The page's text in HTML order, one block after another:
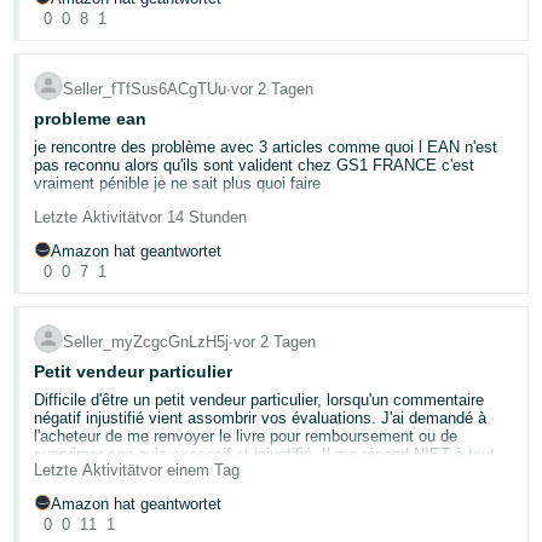
Par ailleurs, un conseiller Amazon m'a récemment contactée pour
m'accompagner dans le lancement de mon activité et devait
m'envoyer un e-mail afin de fixer un rendez-vous. Je n'ai
malheureusement pas reçu ce message. Pourriez-vous me
réacheminer ce lien de prise de rendez-vous ou me recontacter ?
Je vous remercie par avance pour votre aide.
Cordialement,
0 0 8 1
Seller_fTfSus6ACgTUu∙vor 2 Tagen
probleme ean
je rencontre des problème avec 3 articles comme quoi l EAN n'est
pas reconnu alors qu'ils sont valident chez GS1 FRANCE c'est
vraiment pénible je ne sait plus quoi faire
merci de votre aide
Letzte Aktivitätvor 14 Stunden
Amazon hat geantwortet
0 0 7 1
Seller_myZcgcGnLzH5j∙vor 2 Tagen
Petit vendeur particulier
Difficile d'être un petit vendeur particulier, lorsqu'un commentaire
négatif injustifié vient assombrir vos évaluations. J'ai demandé à
l'acheteur de me renvoyer le livre pour remboursement ou de
supprimer son avis excessif et injustifié. Il me répond NIET à tout.
Si quelqu'un a une idée, je suis preneur.......
Letzte Aktivitätvor einem Tag
Amazon hat geantwortet
0 0 11 1